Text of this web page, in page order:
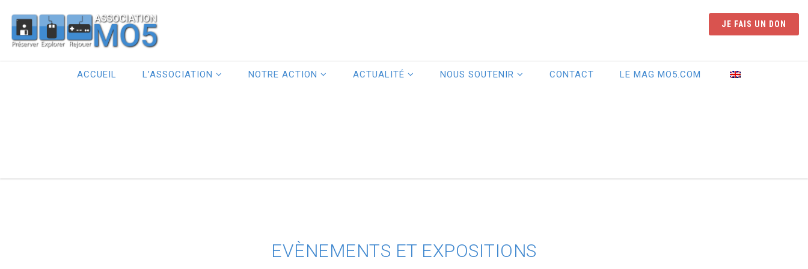
JE FAIS UN DON
ACCUEIL L’ASSOCIATION NOTRE ACTION ACTUALITÉ NOUS SOUTENIR CONTACT LE MAG MO5.COM
EVÈNEMENTS ET EXPOSITIONS